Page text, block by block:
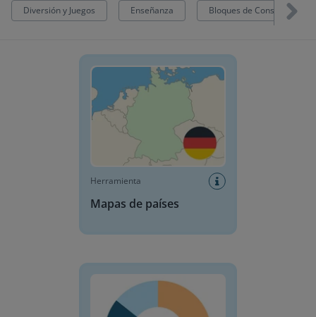
Diversión y Juegos Enseñanza Bloques de Construcción
Herramienta
Mapas de países